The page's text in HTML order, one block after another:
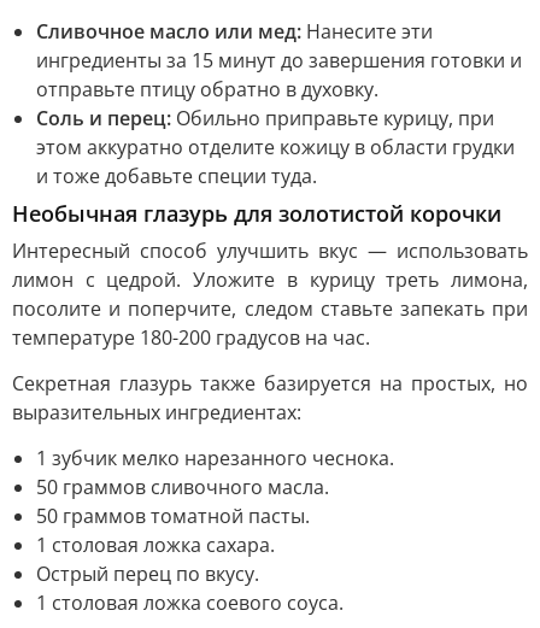
Сливочное масло или мед: Нанесите эти
ингредиенты за 15 минут до завершения готовки и
отправьте птицу обратно в духовку.
Соль и перец: Обильно приправьте курицу, при
этом аккуратно отделите кожицу в области грудки
и тоже добавьте специи туда.
Необычная глазурь для золотистой корочки
Интересный способ улучшить вкус — использовать
лимон с цедрой. Уложите в курицу треть лимона,
посолите и поперчите, следом ставьте запекать при
температуре 180-200 градусов на час.
Секретная глазурь также базируется на простых, но
выразительных ингредиентах:
1 зубчик мелко нарезанного чеснока.
50 граммов сливочного масла.
50 граммов томатной пасты.
1 столовая ложка сахара.
Острый перец по вкусу.
1 столовая ложка соевого соуса.